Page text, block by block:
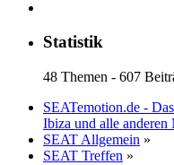
Statistik
48 Themen - 607
SEATemotion.de -
Ibiza und alle anderen
SEAT Allgemein »
SEAT Treffen »